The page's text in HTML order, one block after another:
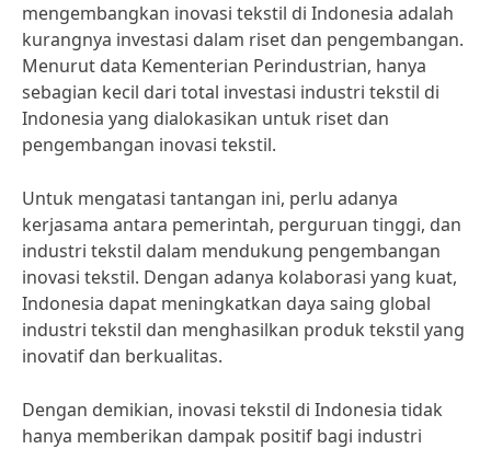
mengembangkan inovasi tekstil di Indonesia adalah
kurangnya investasi dalam riset dan pengembangan.
Menurut data Kementerian Perindustrian, hanya
sebagian kecil dari total investasi industri tekstil di
Indonesia yang dialokasikan untuk riset dan
pengembangan inovasi tekstil.
Untuk mengatasi tantangan ini, perlu adanya
kerjasama antara pemerintah, perguruan tinggi, dan
industri tekstil dalam mendukung pengembangan
inovasi tekstil. Dengan adanya kolaborasi yang kuat,
Indonesia dapat meningkatkan daya saing global
industri tekstil dan menghasilkan produk tekstil yang
inovatif dan berkualitas.
Dengan demikian, inovasi tekstil di Indonesia tidak
hanya memberikan dampak positif bagi industri